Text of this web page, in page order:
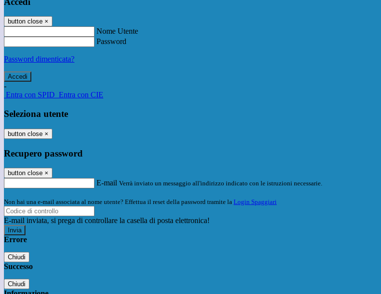
button close ×
Nome Utente
Password
Password dimenticata?
-
Entra con SPID Entra con CIE
Seleziona utente
button close ×
Recupero password
button close ×
E-mail Verrà inviato un messaggio all'indirizzo indicato con le istruzioni necessarie.
Non hai una e-mail associata al nome utente? Effettua il reset della password tramite la Login Spaggiari
E-mail inviata, si prega di controllare la casella di posta elettronica!
Errore
Chiudi
Successo
Chiudi